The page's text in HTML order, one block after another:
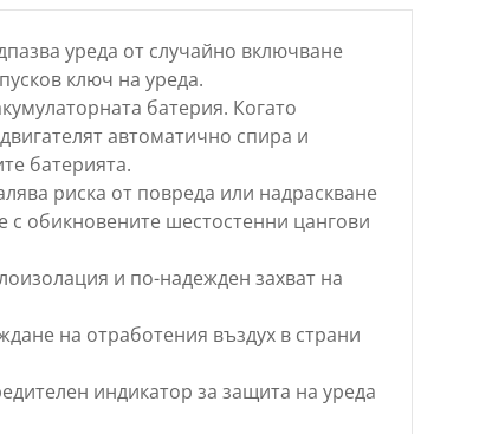
уреда от случайно включване
ключ на уреда.
батерия. Когато
автоматично спира и
батерията.
риска от повреда или надраскване
с обикновените шестостенни цангови
и по-надежден захват на
на отработения въздух в страни
индикатор за защита на уреда